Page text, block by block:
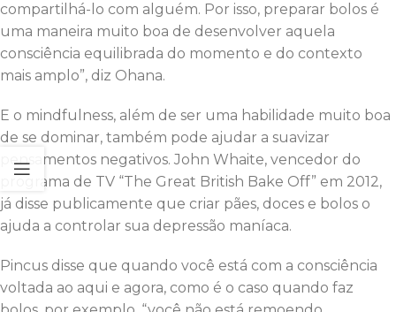
compartilhá-lo com alguém. Por isso, preparar bolos é
uma maneira muito boa de desenvolver aquela
consciência equilibrada do momento e do contexto
mais amplo”, diz Ohana.
E o mindfulness, além de ser uma habilidade muito boa
de se dominar, também pode ajudar a suavizar
pensamentos negativos. John Whaite, vencedor do
programa de TV “The Great British Bake Off” em 2012,
já disse publicamente que criar pães, doces e bolos o
ajuda a controlar sua depressão maníaca.
Pincus disse que quando você está com a consciência
voltada ao aqui e agora, como é o caso quando faz